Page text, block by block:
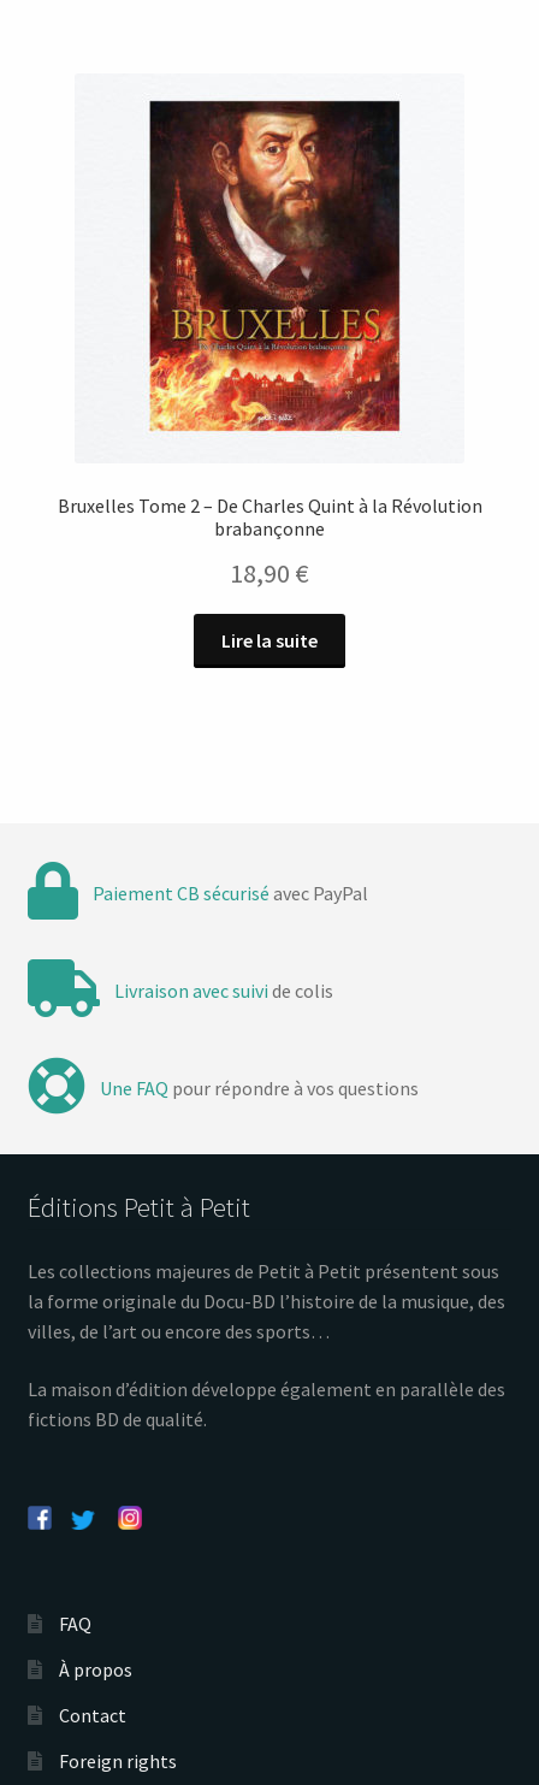
Bruxelles Tome 2 – De Charles Quint à la Révolution
brabançonne
18,90 €
Lire la suite
Paiement CB sécurisé avec PayPal
Livraison avec suivi de colis
Une FAQ pour répondre à vos questions
Éditions Petit à Petit
Les collections majeures de Petit à Petit présentent sous
la forme originale du Docu-BD l’histoire de la musique, des
villes, de l’art ou encore des sports…
La maison d’édition développe également en parallèle des
fictions BD de qualité.
FAQ
À propos
Contact
Foreign rights